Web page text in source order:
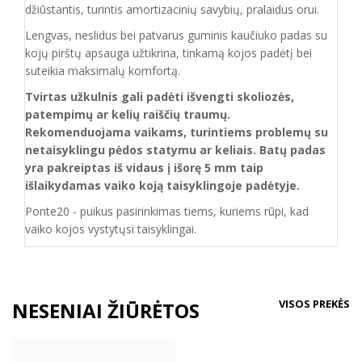
džiūstantis, turintis amortizacinių savybių, pralaidus orui.
Lengvas, neslidus bei patvarus guminis kaučiuko padas su
kojų pirštų apsauga užtikrina, tinkamą kojos padėtį bei
suteikia maksimalų komfortą.
Tvirtas užkulnis gali padėti išvengti skoliozės,
patempimų ar kelių raiščių traumų.
Rekomenduojama vaikams, turintiems problemų su
netaisyklingu pėdos statymu ar keliais. Batų padas
yra pakreiptas iš vidaus į išorę 5 mm taip
išlaikydamas vaiko koją taisyklingoje padėtyje.
Ponte20 - puikus pasirinkimas tiems, kuriems rūpi, kad
vaiko kojos vystytųsi taisyklingai.
NESENIAI ŽIŪRĖTOS VISOS PREKĖS